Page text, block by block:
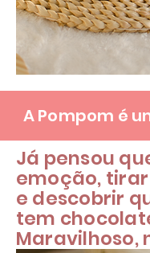
A Pompom é
Já pensou
emoção,
e descobrir
tem
Maravilhoso,